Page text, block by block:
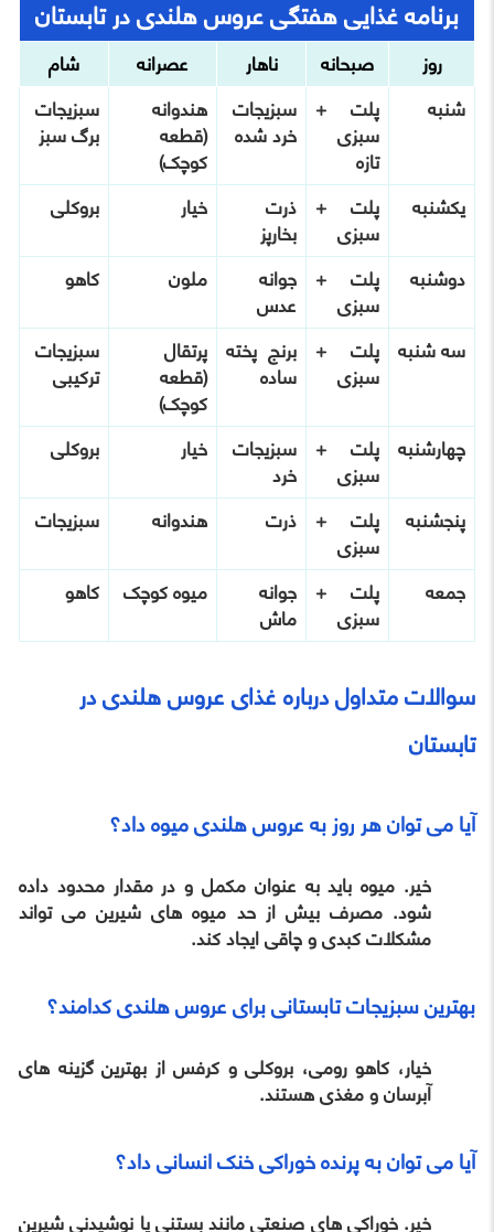
برنامه غذایی هفتگی عروس هلندی در تابستان
روز صبحانه ناهار عصرانه
شام
شنبه
پلت +
سبزی
تازه
سبزیجات
خرد شده
هندوانه
(قطعه
کوچک)
سبزیجات
برگ سبز
یکشنبه
پلت +
سبزی
ذرت
بخارپز
خیار
بروکلی
دوشنبه
پلت +
سبزی
جوانه
عدس
ملون
کاهو
سه شنبه پلت +
سبزی
برنج پخته
ساده
پرتقال
(قطعه
کوچک)
سبزیجات
ترکیبی
چهارشنبه پلت +
سبزی
سبزیجات
خرد
خیار
بروکلی
پنجشنبه
پلت +
سبزی
ذرت هندوانه
سبزیجات
جمعه
پلت +
سبزی
جوانه
ماش
میوه کوچک کاهو
سوالات متداول درباره غذای عروس هلندی در
تابستان
آیا می توان هر روز به عروس هلندی میوه داد؟
خیر. میوه باید به عنوان مکمل و در مقدار محدود داده
شود. مصرف بیش از حد میوه های شیرین می تواند
مشکلات کبدی و چاقی ایجاد کند.
بهترین سبزیجات تابستانی برای عروس هلندی کدامند؟
خیار، کاهو رومی، بروکلی و کرفس از بهترین گزینه های
آبرسان و مغذی هستند.
آیا می توان به پرنده خوراکی خنک انسانی داد؟
خیر. خوراکی های صنعتی مانند بستنی یا نوشیدنی شیرین